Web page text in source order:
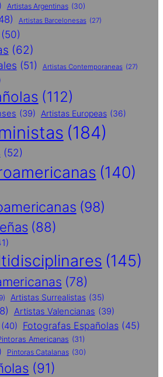
Artistas Argentinas (30)
Artistas Barcelonesas (27)
(50)
(62)
(51) Artistas Contemporaneas (27)
(112)
(39) Artistas Europeas (36)
(184)
(52)
(140)
(98)
(88)
(145)
(78)
Artistas Surrealistas (35)
Artistas Valencianas (39)
(40) Fotografas Españolas (45)
Americanas (31)
Pintoras Catalanas (30)
(91)